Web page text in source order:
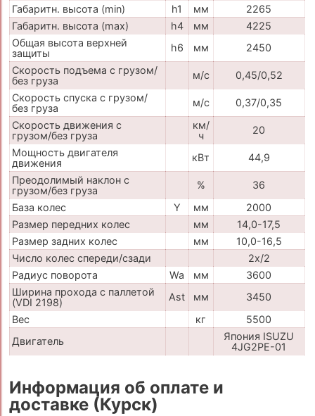
Габаритн. высота (min)
h1 мм
2265
Габаритн. высота (max)
h4 мм
4225
Общая высота верхней
защиты
h6 мм
2450
Скорость подъема с грузом/
без груза
м/с
0,45/0,52
Скорость спуска с грузом/
без груза
м/с
0,37/0,35
Скорость движения с
грузом/без груза
км/
ч
20
Мощность двигателя
движения
кВт
44,9
Преодолимый наклон с
грузом/без груза
%
36
База колес
Y мм
2000
Размер передних колес
мм
14,0-17,5
Размер задних колес
мм
10,0-16,5
Число колес спереди/сзади
2x/2
Радиус поворота
Wa мм
3600
Ширина прохода с паллетой
(VDI 2198)
Ast мм
3450
Вес
кг
5500
Двигатель
Япония ISUZU
4JG2PE-01
Информация об оплате и
доставке (Курск)